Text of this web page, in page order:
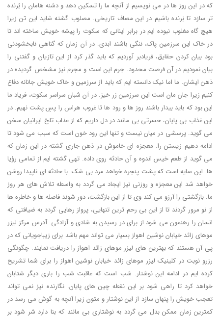
که در این روز ها در می نویسیم از آنچه ما را تسکین دهد و دشنه هامان را بُرنده
تر سازد تا بَرنده باشیم در این مصاف تاریخی. مصلوب گشته شاید این تن زیرا
هیچ گاه مغلوب نبوده ایم در برابر اینانی که سکوت را پیشه خویش ساخته اند تا
در خاک این سرزمین پاک، ننگی باشند ابدی. در آن زمان که گناهی نابخشودنی
بود بیان کردن حقایق، فریادبر آوردیم که باید گذر کرد از این تازیان و گفتنی را
بیان نمودیم در آن فرصت محدود. جرم این است و مجرم نیز مشخص گردیده در
ذهن ایشان. ما اما نیک دانسته ایم که باید از سرزمین و خاک خویش جانانه دفاع
کنیم زیرا جان مان است این سرزمین زر خیز. در آن شبان سراسر سکوت، فریاد ما
این بود که باید بیدار باشند روز ها و رود ها تا غروب هراس را پسِ پشت نهیم. در
این غذاب بی پایان، حسرتی بی مانند در دل داریم که از عذاب تلخ ایرانیان سخن
می گوید. پرسشی در میان نیست و تنها این رود خون است که سبب می شود تا
ادامه دهیم زیستن را. معجزه ای خاموش در ذهن جاری گشته در این زمان که
می گوید از طعم خیس اندوه و آن حادثه روی داده. تهی گشته ایم از تمامی رؤیا
ها. این سایه است که پشت پنجره خواهد مرد بی شک. با حادثه ای ناپیدا روشن
خواهد شد این معجزه و روزنی نیز ایجاد می گردد به واسطه تلاش های هر روز
ما. بازگشتی را آرزو می کند وی تا از این بازگشت، دور شوند فاصله ها و خاطره ها
از نو مرور گردند تا از این بی رحم ترین تنهایی، پرواز رهایی گردد به ضیافتی که
انسان را رهنمون می شود از برای در رسیدن به شادی و آزادگی. آدرس مرکز لیزر
موهای زائد خیابان نوشین اهواز بسیار می تواند مهم باشد برای زیباجویانی که در
پی آن هستند که بهترین های لیزر موهای زائد اهواز را دریافت نمایند. چگونگی
رزرو نوبت در کلینیک لیزر موهای زائد خیابان نوشین اهواز را برای شما تشریح
کرده ایم در ادامه این نوشتار. شب است که عاقبت شب را باری دیگر شتابان
خواهد کرد تا راهی شود بر این نقطه چین های پایان. نگارنده نیز نمی تواند
تعجب خویش را پنهان سازد از این نوشتار و متون زیرا آنچه به گوش می رسد در
کمترین زمان ممکن بدل می گردد به نوشتاری بی مانند که بنا دارد شر شود بر